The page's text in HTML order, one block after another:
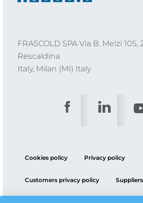
FRASCOLD SPA Via B. Melzi 105,
Rescaldina
Italy, Milan (MI) Italy
Cookies policy Privacy policy
Customers privacy policy